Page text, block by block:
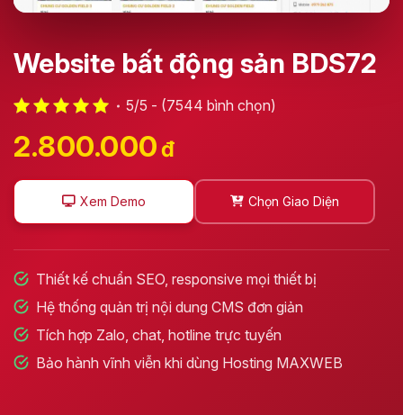
Website bất động sản BDS72
5/5 - (7544 bình chọn)
2.800.000đ
Xem Demo Chọn Giao Diện
Thiết kế chuẩn SEO, responsive mọi thiết bị
Hệ thống quản trị nội dung CMS đơn giản
Tích hợp Zalo, chat, hotline trực tuyến
Bảo hành vĩnh viễn khi dùng Hosting MAXWEB